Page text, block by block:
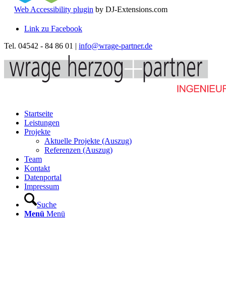
Web Accessibility plugin by DJ-Extensions.com
Link zu Facebook
Tel. 04542 - 84 86 01 | info@wrage-partner.de
Startseite
Leistungen
Projekte
Aktuelle Projekte (Auszug)
Referenzen (Auszug)
Team
Kontakt
Datenportal
Impressum
Suche
Menü Menü